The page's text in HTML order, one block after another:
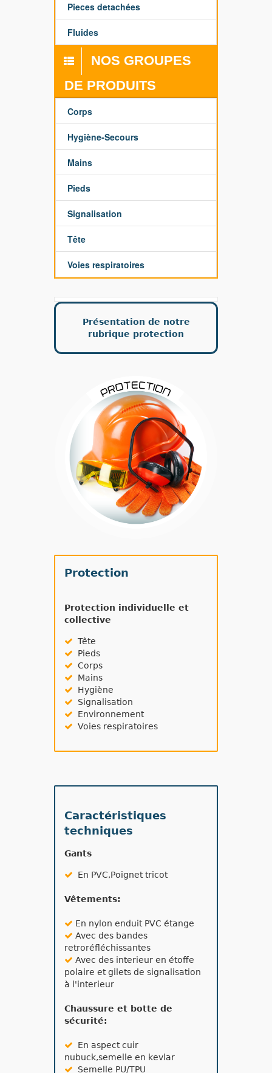
Pieces detachées
Fluides
NOS GROUPES
DE PRODUITS
Corps
Hygiène-Secours
Mains
Pieds
Signalisation
Tête
Voies respiratoires
Présentation de notre
rubrique protection
Protection
Protection individuelle et
collective
Tête
Pieds
Corps
Mains
Hygiène
Signalisation
Environnement
Voies respiratoires
Caractéristiques
techniques
Gants
En PVC,Poignet tricot
Vêtements:
En nylon enduit PVC étange
Avec des bandes
retroréfléchissantes
Avec des interieur en étoffe
polaire et gilets de signalisation
à l'interieur
Chaussure et botte de
sécurité:
En aspect cuir
nubuck,semelle en kevlar
Semelle PU/TPU